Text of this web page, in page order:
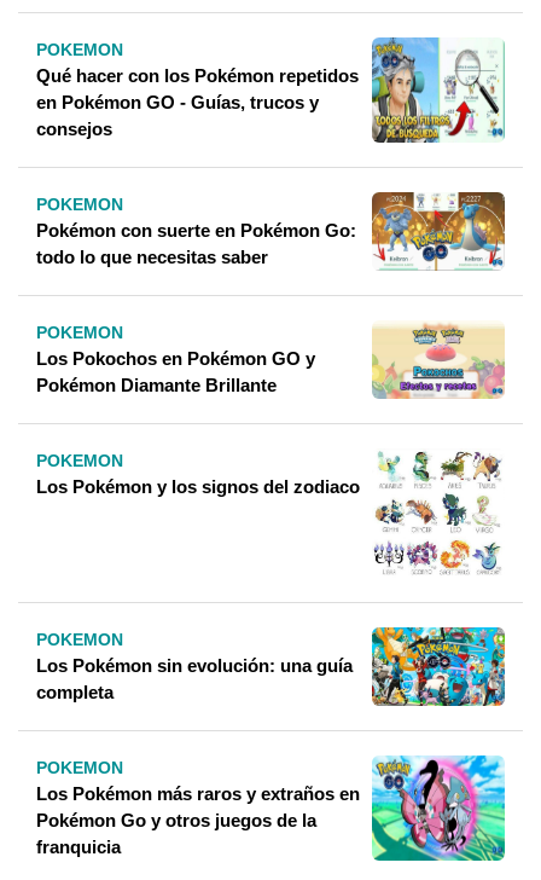
POKEMON
Qué hacer con los Pokémon repetidos
en Pokémon GO - Guías, trucos y
consejos
POKEMON
Pokémon con suerte en Pokémon Go:
todo lo que necesitas saber
POKEMON
Los Pokochos en Pokémon GO y
Pokémon Diamante Brillante
POKEMON
Los Pokémon y los signos del zodiaco
POKEMON
Los Pokémon sin evolución: una guía
completa
POKEMON
Los Pokémon más raros y extraños en
Pokémon Go y otros juegos de la
franquicia